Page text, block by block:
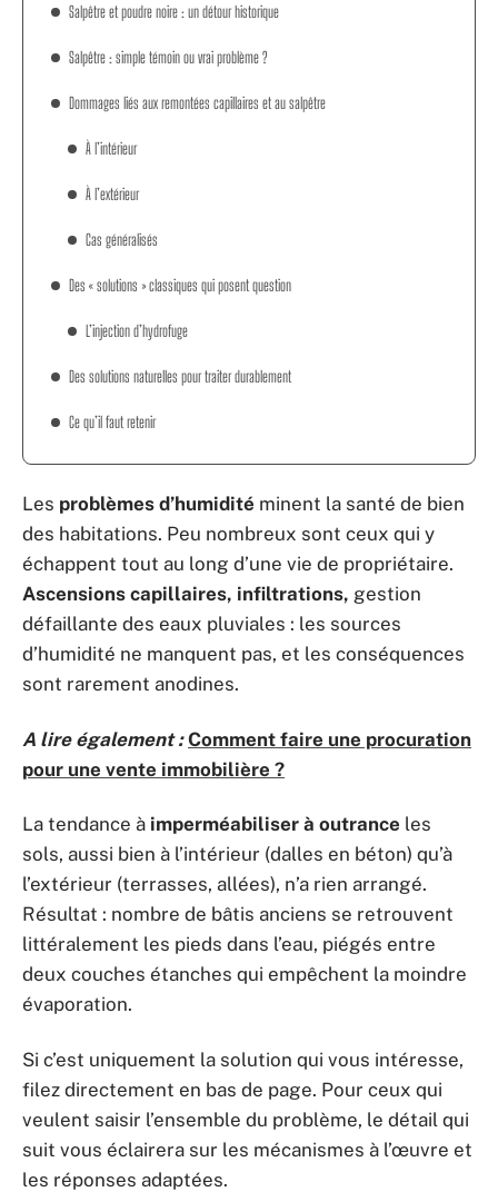
Salpêtre et poudre noire : un détour historique
Salpêtre : simple témoin ou vrai problème ?
Dommages liés aux remontées capillaires et au salpêtre
À l’intérieur
À l’extérieur
Cas généralisés
Des « solutions » classiques qui posent question
L’injection d’hydrofuge
Des solutions naturelles pour traiter durablement
Ce qu’il faut retenir
Les problèmes d’humidité minent la santé de bien
des habitations. Peu nombreux sont ceux qui y
échappent tout au long d’une vie de propriétaire.
Ascensions capillaires, infiltrations, gestion
défaillante des eaux pluviales : les sources
d’humidité ne manquent pas, et les conséquences
sont rarement anodines.
A lire également : Comment faire une procuration
pour une vente immobilière ?
La tendance à imperméabiliser à outrance les
sols, aussi bien à l’intérieur (dalles en béton) qu’à
l’extérieur (terrasses, allées), n’a rien arrangé.
Résultat : nombre de bâtis anciens se retrouvent
littéralement les pieds dans l’eau, piégés entre
deux couches étanches qui empêchent la moindre
évaporation.
Si c’est uniquement la solution qui vous intéresse,
filez directement en bas de page. Pour ceux qui
veulent saisir l’ensemble du problème, le détail qui
suit vous éclairera sur les mécanismes à l’œuvre et
les réponses adaptées.